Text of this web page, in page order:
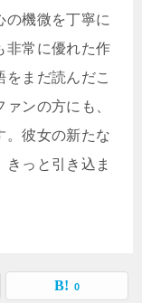
の機微を丁寧に
非常に優れた作
まだ読んだこ
ンの方にも、
。彼女の新たな
っと引き込ま
0